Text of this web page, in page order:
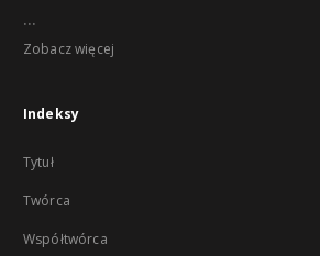
...
Zobacz więcej
Indeksy
Tytuł
Twórca
Współtwórca